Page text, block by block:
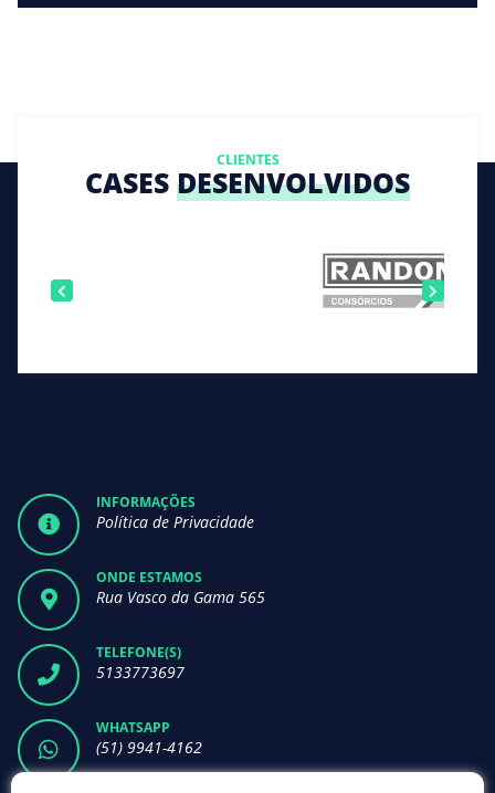
CLIENTES
CASES DESENVOLVIDOS
INFORMAÇÕES
Política de Privacidade
ONDE ESTAMOS
Rua Vasco da Gama 565
TELEFONE(S)
5133773697
WHATSAPP
(51) 9941-4162